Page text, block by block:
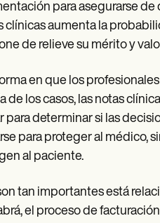
para asegurarse
clínicas aumenta la
de relieve su mérito y
en que los
los casos, las notas
determinar si las
para proteger al médico,
al paciente.
tan importantes está
el proceso de